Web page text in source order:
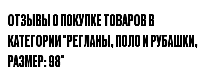
ОТЗЫВЫ О ПОКУПКЕ ТОВАРОВ В
КАТЕГОРИИ "РЕГЛАНЫ, ПОЛО И РУБАШКИ,
РАЗМЕР: 98"